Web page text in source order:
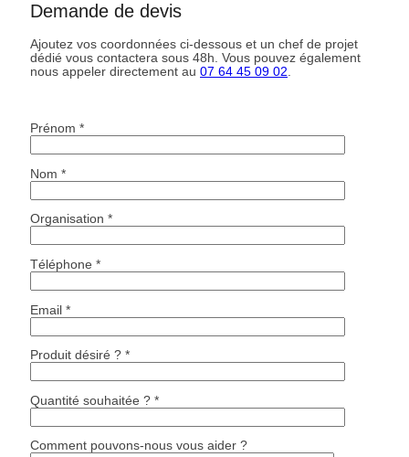
Demande de devis
Ajoutez vos coordonnées ci-dessous et un chef de projet
dédié vous contactera sous 48h. Vous pouvez également
nous appeler directement au 07 64 45 09 02.
Prénom *
Nom *
Organisation *
Téléphone *
Email *
Produit désiré ? *
Quantité souhaitée ? *
Comment pouvons-nous vous aider ?